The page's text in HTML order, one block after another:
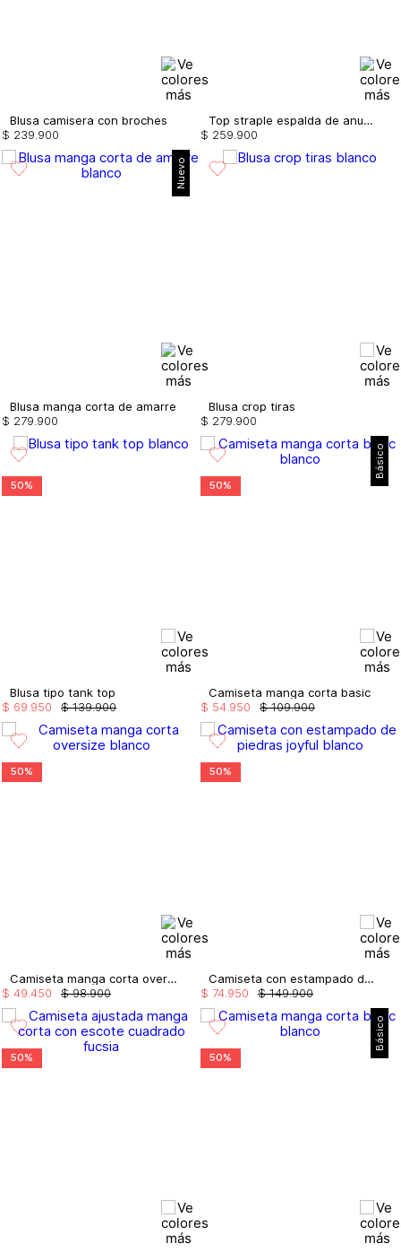
Blusa camisera con broches
$ 239 900
Top straple espalda de anudar
$ 259 900
Nuevo
Blusa manga corta de amarre
$ 279 900
Blusa crop tiras
$ 279 900
50%
Blusa tipo tank top
$ 139.900
$ 69 950
Básico
50%
Camiseta manga corta basic
$ 109.900
$ 54 950
50%
Camiseta manga corta oversize
$ 98.900
$ 49 450
50%
Camiseta con estampado de piedras joyful
$ 149.900
$ 74 950
50%
Básico
50%